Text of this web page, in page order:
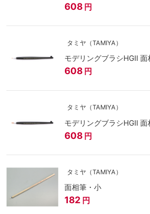
608 円
タミヤ（TAMIYA）
モデリングブラシHGII 面
608 円
タミヤ（TAMIYA）
モデリングブラシHGII 面
608 円
タミヤ（TAMIYA）
面相筆・小
182 円